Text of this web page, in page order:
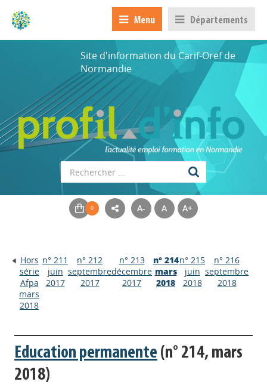
Menu Départements
Site d'information du Carif-Oref de
Normandie
A- A A+
Hors
série
Afpa
mars
2018
n° 211
juin
2017
n° 212
septembre
2017
n° 213
décembre
2017
n° 214
mars
2018
n° 215
juin
2018
n° 216
septembre
2018
Education permanente (n° 214, mars
2018)